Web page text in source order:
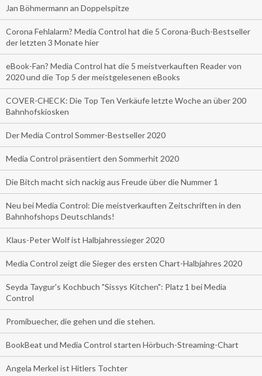
Jan Böhmermann an Doppelspitze
Corona Fehlalarm? Media Control hat die 5 Corona-Buch-Bestseller
der letzten 3 Monate hier
eBook-Fan? Media Control hat die 5 meistverkauften Reader von
2020 und die Top 5 der meistgelesenen eBooks
COVER-CHECK: Die Top Ten Verkäufe letzte Woche an über 200
Bahnhofskiosken
Der Media Control Sommer-Bestseller 2020
Media Control präsentiert den Sommerhit 2020
Die Bitch macht sich nackig aus Freude über die Nummer 1
Neu bei Media Control: Die meistverkauften Zeitschriften in den
Bahnhofshops Deutschlands!
Klaus-Peter Wolf ist Halbjahressieger 2020
Media Control zeigt die Sieger des ersten Chart-Halbjahres 2020
Seyda Taygur's Kochbuch "Sissys Kitchen": Platz 1 bei Media
Control
Promibuecher, die gehen und die stehen.
BookBeat und Media Control starten Hörbuch-Streaming-Chart
Angela Merkel ist Hitlers Tochter